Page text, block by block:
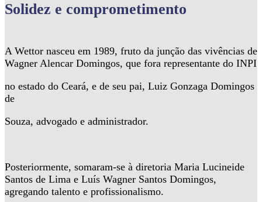
Solidez e comprometimento
A Wettor nasceu em 1989, fruto da junção das vivências de
Wagner Alencar Domingos, que fora representante do INPI
no estado do Ceará, e de seu pai, Luiz Gonzaga Domingos
de
Souza, advogado e administrador.
Posteriormente, somaram-se à diretoria Maria Lucineide
Santos de Lima e Luís Wagner Santos Domingos,
agregando talento e profissionalismo.